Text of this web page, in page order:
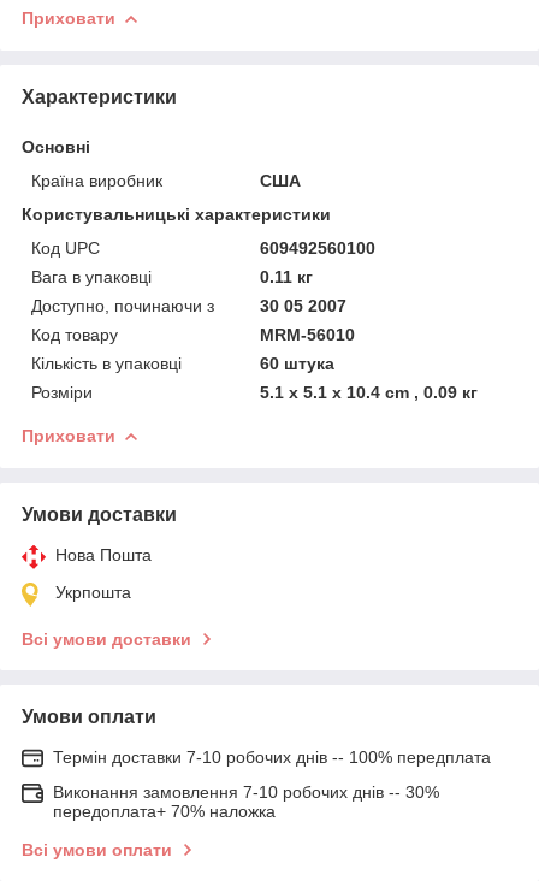
Приховати
Характеристики
Основні
Країна виробник
США
Користувальницькі характеристики
Код UPC
609492560100
Вага в упаковці
0.11 кг
Доступно, починаючи з
30 05 2007
Код товару
MRM-56010
Кількість в упаковці
60 штука
Розміри
5.1 x 5.1 x 10.4 cm , 0.09 кг
Приховати
Умови доставки
Нова Пошта
Укрпошта
Всі умови доставки
Умови оплати
Термін доставки 7-10 робочих днів -- 100% передплата
Виконання замовлення 7-10 робочих днів -- 30%
передоплата+ 70% наложка
Всі умови оплати